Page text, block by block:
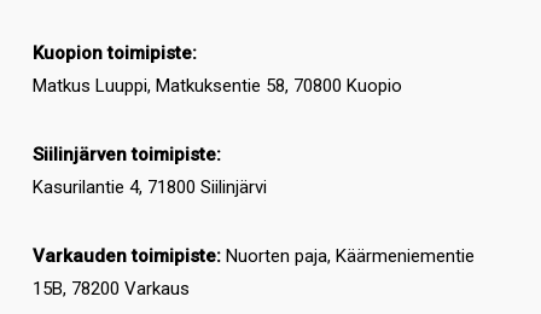
Kuopion toimipiste:
Matkus Luuppi, Matkuksentie 58, 70800 Kuopio
Siilinjärven toimipiste:
Kasurilantie 4, 71800 Siilinjärvi
Varkauden toimipiste:Nuorten paja, Käärmeniementie
15B, 78200 Varkaus